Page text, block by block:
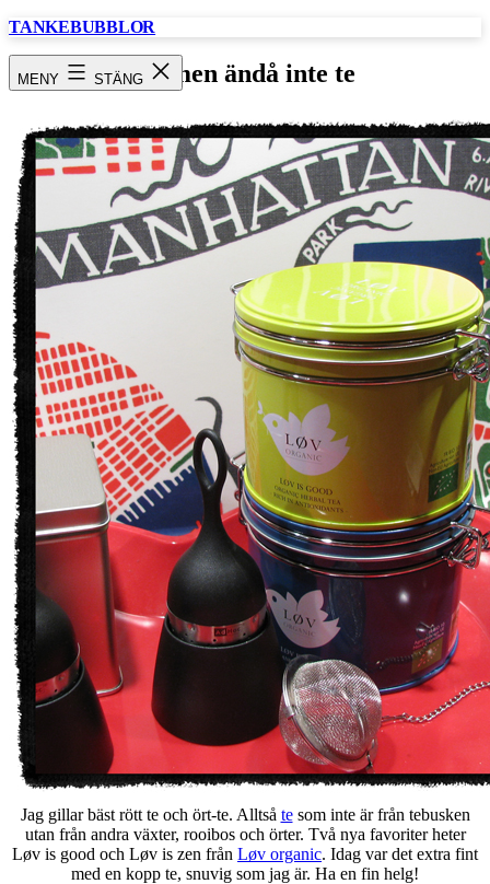
Hoppa
TANKEBUBBLOR
MENY STÄNGTe men ändå inte te
Jag gillar bäst rött te och ört-te. Alltså tesom inte är från tebusken
utan från andra växter, rooibos och örter. Två nya favoriter heter
Løv is good och Løv is zen från Løv organic. Idag var det extra fint
med en kopp te, snuvig som jag är. Ha en fin helg!